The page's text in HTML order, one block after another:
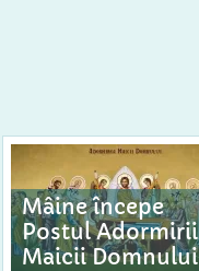
Mâine începe
Postul Adormirii
Maicii Domnului